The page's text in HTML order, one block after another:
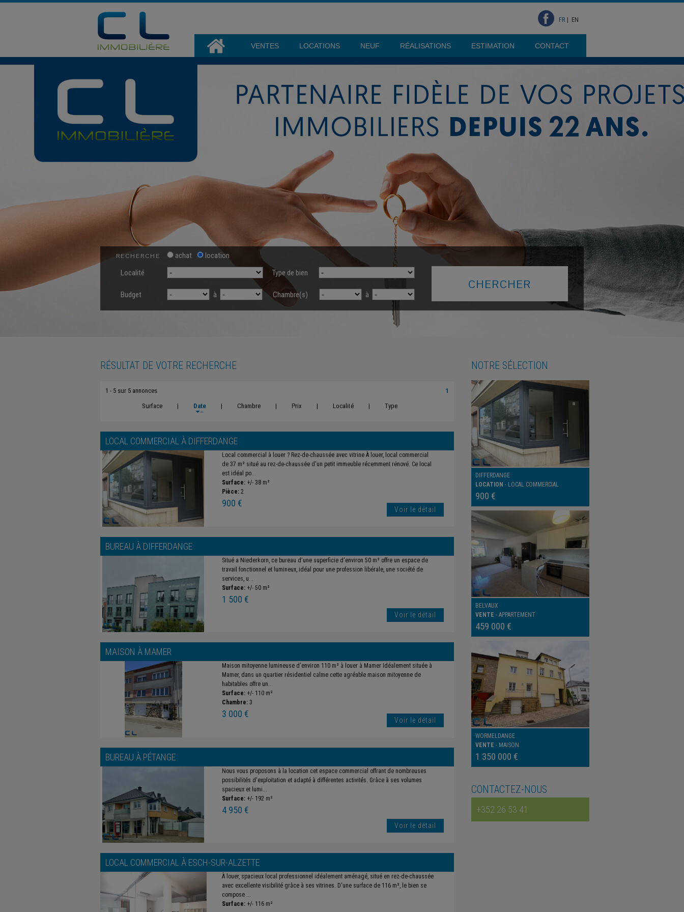
FR | EN
VENTES LOCATIONS NEUF RÉALISATIONS ESTIMATION CONTACT
RECHERCHE achat
location
Localité
Type de bien
Budget à Chambre(s) à
RÉSULTAT DE VOTRE RECHERCHE
1 - 5 sur 5 annonces
1
Surface
| Date | Chambre | Prix | Localité | Type
LOCAL COMMERCIAL À DIFFERDANGE
Local commercial à louer ? Rez-de-chaussée avec vitrine À louer, local commercial
de 37 m² situé au rez-de-chaussée d'un petit immeuble récemment rénové. Ce local
est idéal po...
Surface: +/- 38 m²
Pièce: 2
900 €
Voir le détail
BUREAU À DIFFERDANGE
Situé a Niederkorn, ce bureau d'une superficie d'environ 50 m² offre un espace de
travail fonctionnel et lumineux, idéal pour une profession libérale, une société de
services, u...
Surface: +/- 50 m²
1 500 €
Voir le détail
MAISON À MAMER
Maison mitoyenne lumineuse d'environ 110 m² à louer à Mamer Idéalement située à
Mamer, dans un quartier résidentiel calme cette agréable maison mitoyenne de
habitables offre un...
Surface: +/- 110 m²
Chambre: 3
3 000 €
Voir le détail
BUREAU À PÉTANGE
Nous vous proposons à la location cet espace commercial offrant de nombreuses
possibilités d'exploitation et adapté à différentes activités. Grâce à ses volumes
spacieux et lumi...
Surface: +/- 192 m²
4 950 €
Voir le détail
LOCAL COMMERCIAL À ESCH-SUR-ALZETTE
À louer, spacieux local professionnel idéalement aménagé, situé en rez-de-chaussée
avec excellente visibilité grâce à ses vitrines. D'une surface de 116 m², le bien se
compose ...
Surface: +/- 116 m²
NOTRE SÉLECTION
DIFFERDANGE
LOCATION - LOCAL COMMERCIAL
900 €
BELVAUX
VENTE - APPARTEMENT
459 000 €
WORMELDANGE
VENTE - MAISON
1 350 000 €
CONTACTEZ-NOUS
+352 26 53 41